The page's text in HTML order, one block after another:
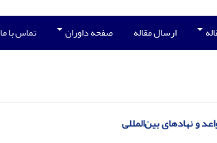
ارسال مقاله صفحه داوران تماس با ما
و نهادهای بین‌‌المللی